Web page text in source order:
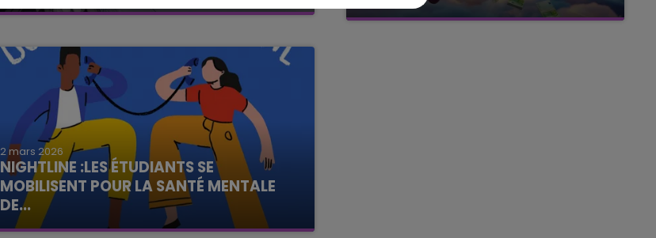
2 mars 2026
NIGHTLINE :LES ÉTUDIANTS SE
MOBILISENT POUR LA SANTÉ MENTALE
DE...
avec La Famille Champagne FM, à 8H10